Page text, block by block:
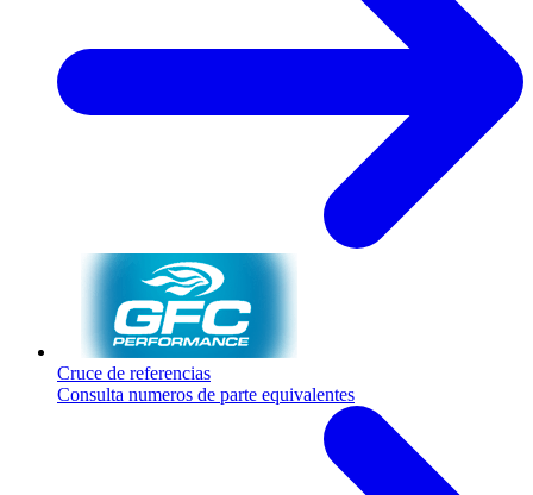
Cruce de referencias
Consulta numeros de parte equivalentes